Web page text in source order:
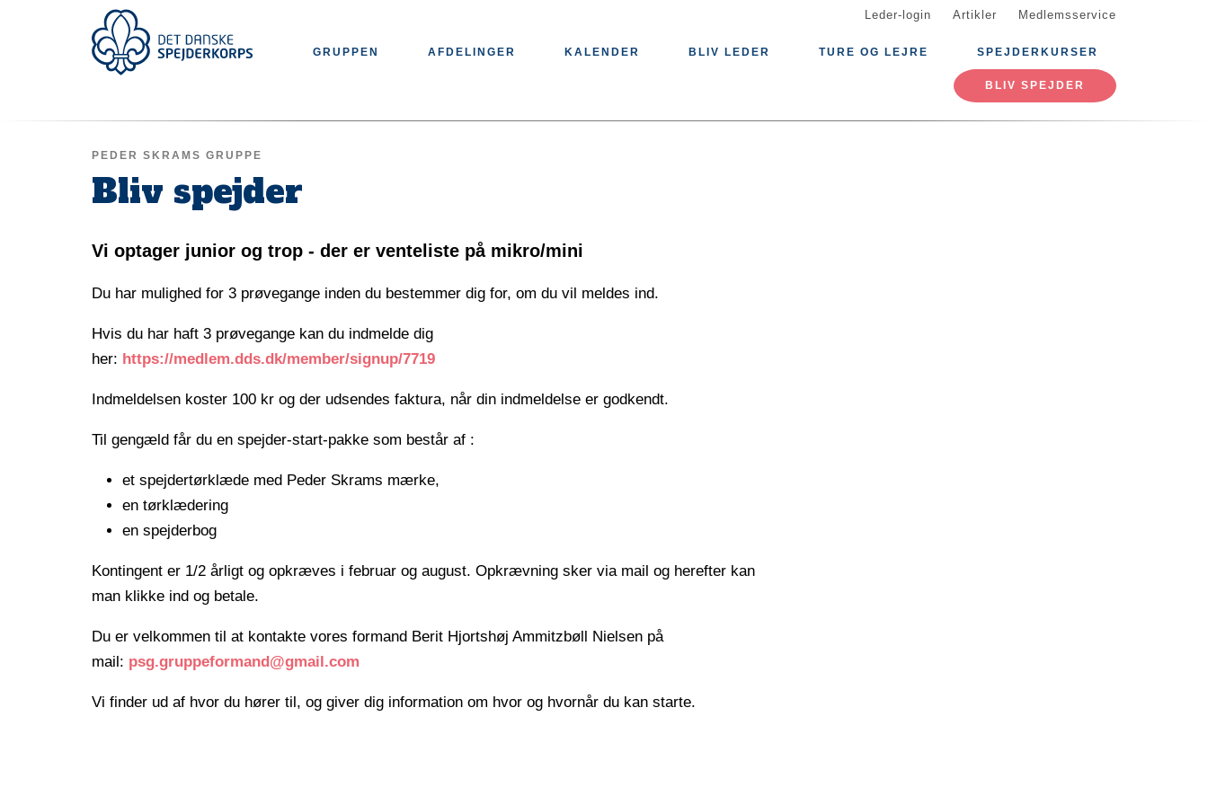
Top
menu
Leder-login Artikler Medlemsservice
Main
navigation
GRUPPEN AFDELINGER KALENDER BLIV LEDER TURE OG LEJRE SPEJDERKURSER
BLIV SPEJDER
PEDER SKRAMS GRUPPE
Bliv spejder
Vi optager junior og trop - der er venteliste på mikro/mini
Du har mulighed for 3 prøvegange inden du bestemmer dig for, om du vil meldes ind.
Hvis du har haft 3 prøvegange kan du indmelde dig
her: https://medlem.dds.dk/member/signup/7719
Indmeldelsen koster 100 kr og der udsendes faktura, når din indmeldelse er godkendt.
Til gengæld får du en spejder-start-pakke som består af :
et spejdertørklæde med Peder Skrams mærke,
en tørklædering
en spejderbog
Kontingent er 1/2 årligt og opkræves i februar og august. Opkrævning sker via mail og herefter kan
man klikke ind og betale.
Du er velkommen til at kontakte vores formand Berit Hjortshøj Ammitzbøll Nielsen på
mail: psg.gruppeformand@gmail.com
Vi finder ud af hvor du hører til, og giver dig information om hvor og hvornår du kan starte.